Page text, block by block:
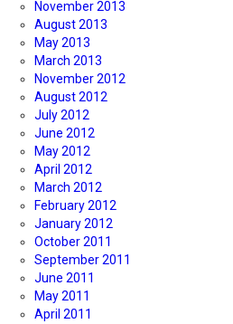
November 2013
August 2013
May 2013
March 2013
November 2012
August 2012
July 2012
June 2012
May 2012
April 2012
March 2012
February 2012
January 2012
October 2011
September 2011
June 2011
May 2011
April 2011